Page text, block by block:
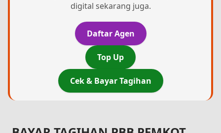
digital sekarang juga.
Daftar Agen
Top Up
Cek & Bayar Tagihan